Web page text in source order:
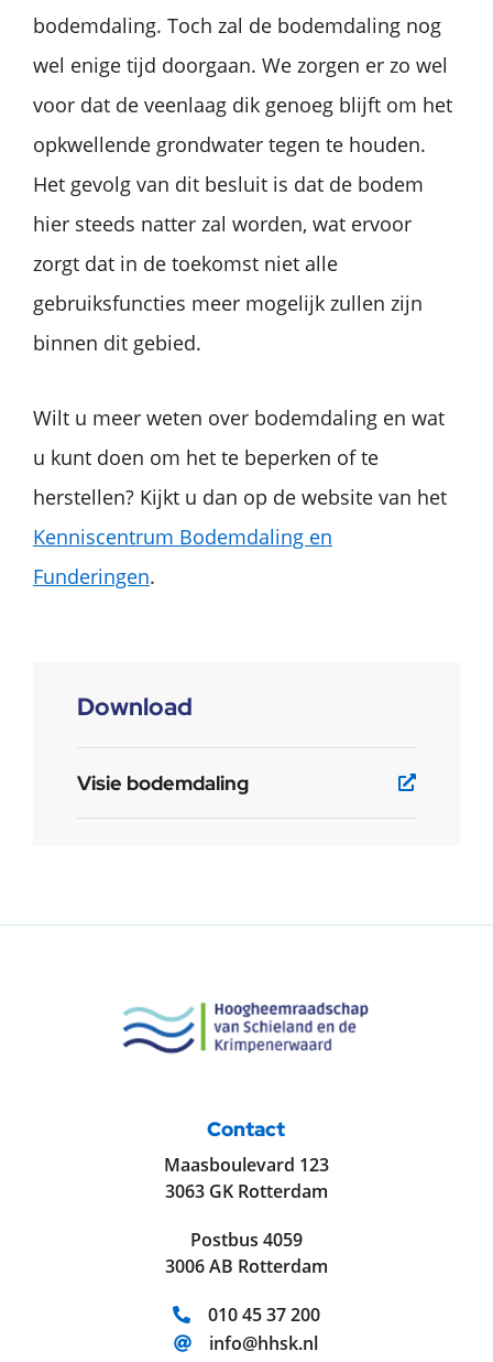
bodemdaling. Toch zal de bodemdaling nog
wel enige tijd doorgaan. We zorgen er zo wel
voor dat de veenlaag dik genoeg blijft om het
opkwellende grondwater tegen te houden.
Het gevolg van dit besluit is dat de bodem
hier steeds natter zal worden, wat ervoor
zorgt dat in de toekomst niet alle
gebruiksfuncties meer mogelijk zullen zijn
binnen dit gebied.
Wilt u meer weten over bodemdaling en wat
u kunt doen om het te beperken of te
herstellen? Kijkt u dan op de website van het
Kenniscentrum Bodemdaling en
Funderingen.
Download
Visie bodemdaling
Contact
Maasboulevard 123
3063 GK Rotterdam
Postbus 4059
3006 AB Rotterdam
Telefoonnummer:
010 45 37 200
E-mailadres:
info@hhsk.nl